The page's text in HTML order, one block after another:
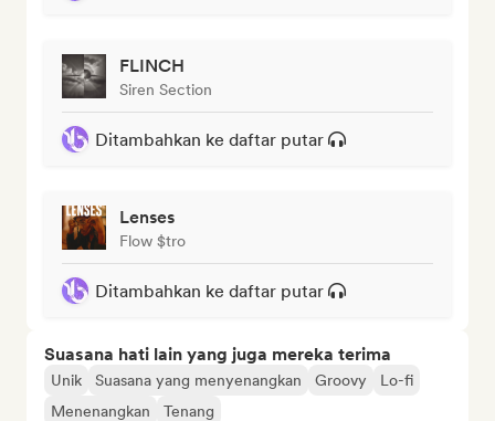
FLINCH
Siren Section
Ditambahkan ke daftar putar
Lenses
Flow $tro
Ditambahkan ke daftar putar
Suasana hati lain yang juga mereka terima
Unik Suasana yang menyenangkan Groovy
Lo-fi
Menenangkan
Tenang